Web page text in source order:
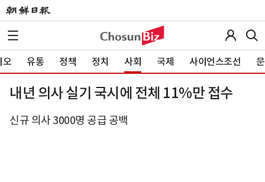
오 유통 정책 정치 사회 국제 사이언스조선
내년 의사 실기 국시에 전체 11%만 접수
신규 의사 3000명 공급 공백